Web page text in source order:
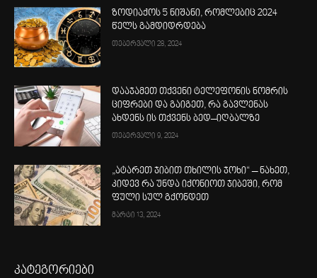
ზოდიაქოს 5 ნიშანი, რომლებიც 2024
წელს გამდიდრდება
თებერვალი 28, 2024
დააჯამეთ თქვენი ტელეფონის ნომრის
ციფრები და გაიგეთ, რა გავლენას
ახდენს ის თქვენს ბედ–იღბალზე
თებერვალი 9, 2024
„ატარეთ ჯიბით თხილის ჯოხი“ – ნახეთ,
კიდევ რა უნდა იქონიოთ ჯიბეში, რომ
ფული სულ გქონდეთ
მარტი 13, 2024
კატეგორიები